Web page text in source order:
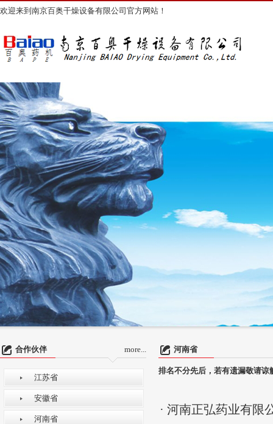
欢迎来到南京百奥干燥设备有限公司官方网站！
合作伙伴 more...
江苏省
安徽省
河南省
河南省
排名不分先后，若有遗漏敬请谅
· 河南正弘药业有限